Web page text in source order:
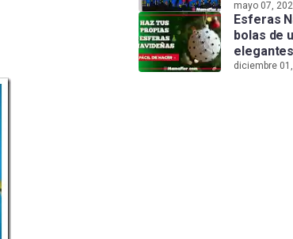
mayo 07,
Esferas
bolas de
hechos a
diciembre